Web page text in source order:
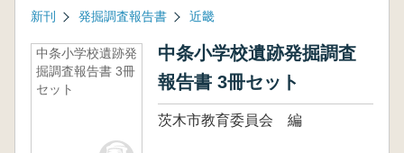
新刊 発掘調査報告書 近畿
中条小学校遺跡発
掘調査報告書 3冊
セット
中条小学校遺跡発掘調査
報告書 3冊セット
茨木市教育委員会 編